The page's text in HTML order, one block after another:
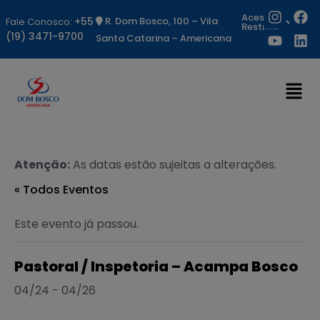
Fale Conosco: +55
(19) 3471-9700
R. Dom Bosco, 100 – Vila
Santa Catarina – Americana
Acesso
Restrito
Atenção:As datas estão sujeitas a alterações.
« Todos Eventos
Este evento já passou.
Pastoral / Inspetoria – Acampa Bosco
04/24 - 04/26